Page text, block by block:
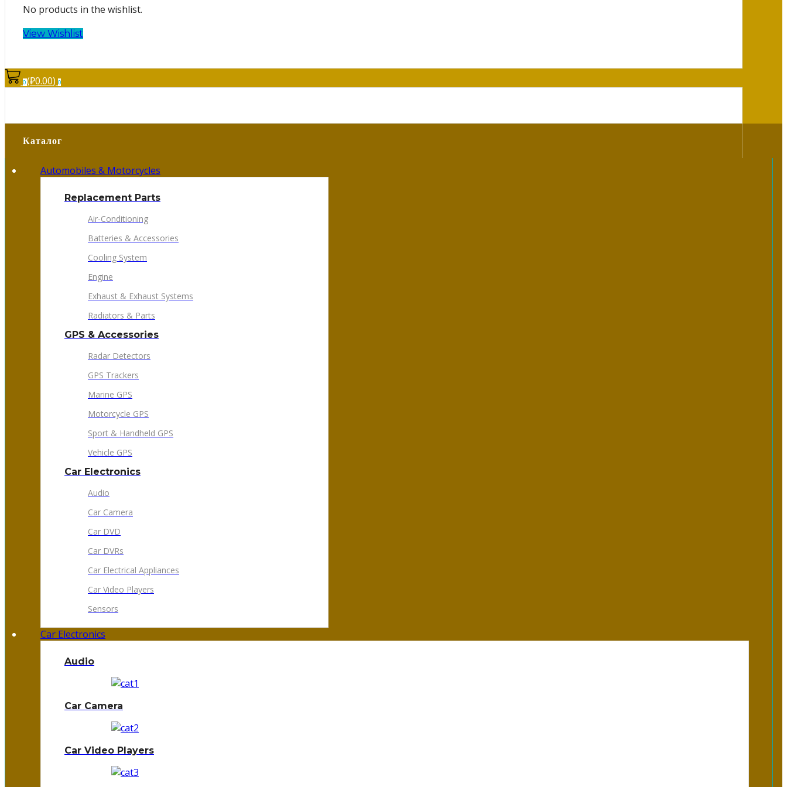
No products in the wishlist.
View Wishlist
0(₽0.00)0
Каталог
Automobiles & Motorcycles
Replacement Parts
Air-Conditioning
Batteries & Accessories
Cooling System
Engine
Exhaust & Exhaust Systems
Radiators & Parts
GPS & Accessories
Radar Detectors
GPS Trackers
Marine GPS
Motorcycle GPS
Sport & Handheld GPS
Vehicle GPS
Car Electronics
Audio
Car Camera
Car DVD
Car DVRs
Car Electrical Appliances
Car Video Players
Sensors
Car Electronics
Audio
Car Camera
Car Video Players